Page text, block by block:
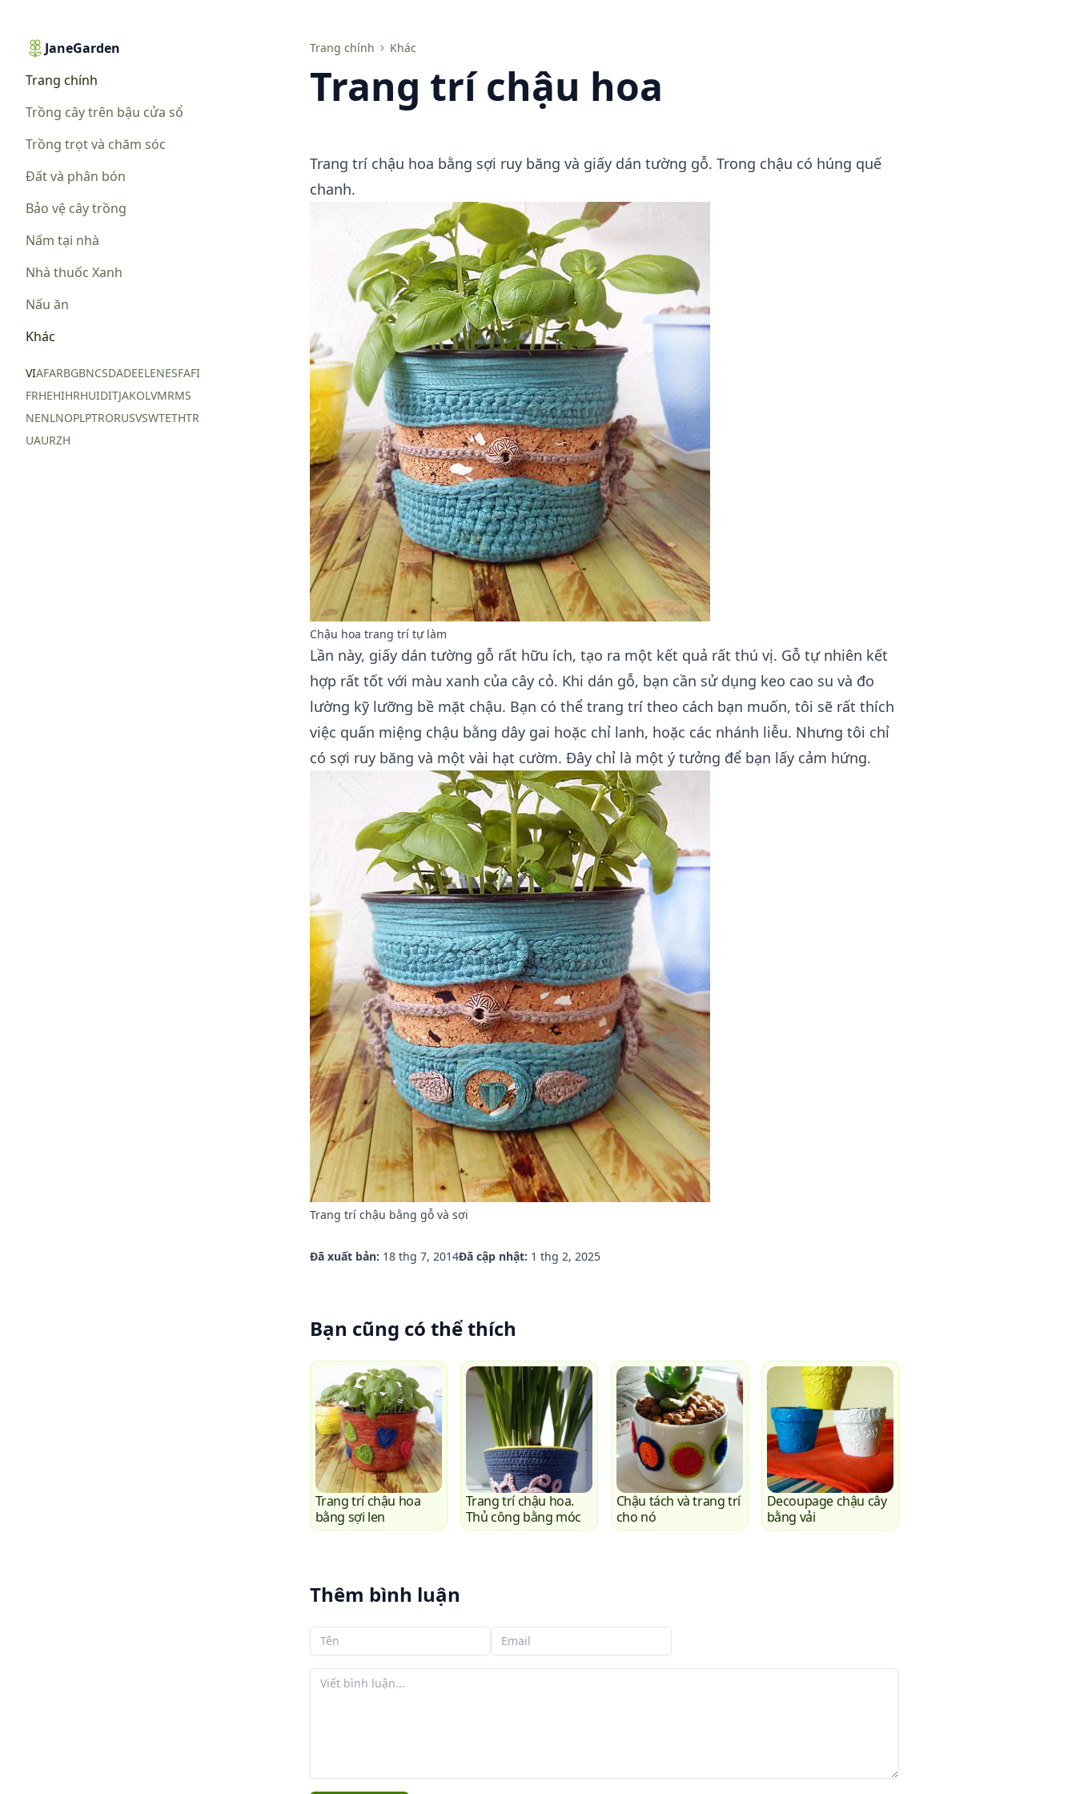
JaneGarden
Trang chính
Trồng cây trên bậu cửa sổ
Trồng trọt và chăm sóc
Đất và phân bón
Bảo vệ cây trồng
Nấm tại nhà
Nhà thuốc Xanh
Nấu ăn
Khác
VIAFARBGBNCSDADEELENESFAFI
FRHEHIHRHUIDITJAKOLVMRMS
NENLNOPLPTRORUSVSWTETHTR
UAURZH
Trang chính Khác
Trang trí chậu hoa
Trang trí chậu hoa
Trang trí chậu hoa bằng sợi ruy băng và giấy dán tường gỗ. Trong chậu có húng quế
chanh.
Chậu hoa trang trí tự làm
Lần này, giấy dán tường gỗ rất hữu ích, tạo ra một kết quả rất thú vị. Gỗ tự nhiên kết
hợp rất tốt với màu xanh của cây cỏ. Khi dán gỗ, bạn cần sử dụng keo cao su và đo
lường kỹ lưỡng bề mặt chậu. Bạn có thể trang trí theo cách bạn muốn, tôi sẽ rất thích
việc quấn miệng chậu bằng dây gai hoặc chỉ lanh, hoặc các nhánh liễu. Nhưng tôi chỉ
có sợi ruy băng và một vài hạt cườm. Đây chỉ là một ý tưởng để bạn lấy cảm hứng.
Trang trí chậu bằng gỗ và sợi
Đã xuất bản: 18 thg 7, 2014Đã cập nhật: 1 thg 2, 2025
Bạn cũng có thể thích
Trang trí chậu hoa
bằng sợi len
Trang trí chậu hoa.
Thủ công bằng móc
Chậu tách và trang trí
cho nó
Decoupage chậu cây
bằng vải
Thêm bình luận
Tên của bạn Email của bạn
Bình luận của bạn